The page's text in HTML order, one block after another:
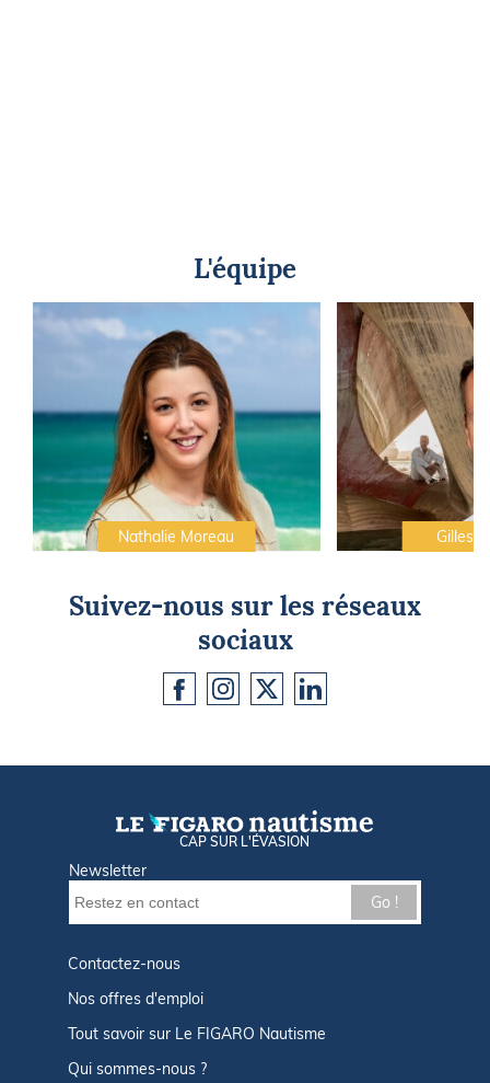
L'équipe
Nathalie Moreau Gilles
Suivez-nous sur les réseaux
sociaux
CAP SUR L'ÉVASION
Newsletter
Go !
Contactez-nous
Nos offres d'emploi
Tout savoir sur Le FIGARO Nautisme
Qui sommes-nous ?